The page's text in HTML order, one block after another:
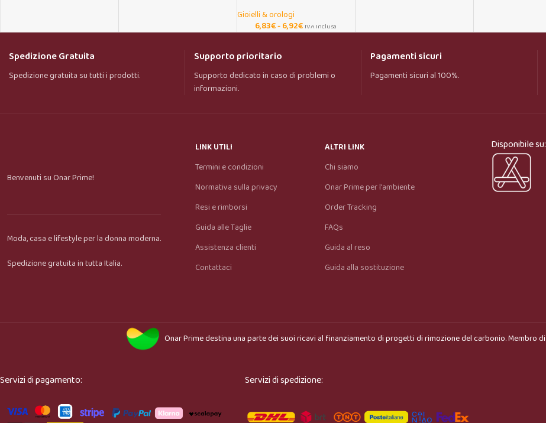
Dimmi cosa stai cercando e ti aiuto a trovare il
Gioielli & orologi
6,83€-6,92€ IVA Inclusa
Spedizione Gratuita
Spedizione gratuita su tutti i prodotti.
Supporto prioritario
Supporto dedicato in caso di problemi o
informazioni.
Pagamenti sicuri
Pagamenti sicuri al 100%.
Benvenuti su Onar Prime!
Moda, casa e lifestyle per la donna moderna.
Spedizione gratuita in tutta Italia.
LINK UTILI
Termini e condizioni
Normativa sulla privacy
Resi e rimborsi
Guida alle Taglie
Assistenza clienti
Contattaci
ALTRI LINK
Chi siamo
Onar Prime per l'ambiente
Order Tracking
FAQs
Guida al reso
Guida alla sostituzione
Disponibile su:
Onar Primedestina una parte dei suoi ricavi al finanziamento di progetti di rimozione del carbonio. Membro di
Servizi di pagamento: Servizi di spedizione: